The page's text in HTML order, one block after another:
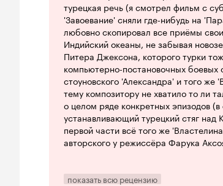
турецкая речь (я смотрел фильм с
'Завоевание' сняли где-нибудь на
любовно скопировал все приёмы
Индийский океаны, не забывая
Питера Джексона, которого турки
компьютерно-постановочных боевых
стоуновского 'Александра' и того
тему композитору не хватило то ли
о целом ряде конкретных эпизодов
устанавливающий турецкий стяг
первой части всё того же
авторского у режиссёра Фарука
'1453. Завоевание'- едва ли не самый
показать всю рецензию